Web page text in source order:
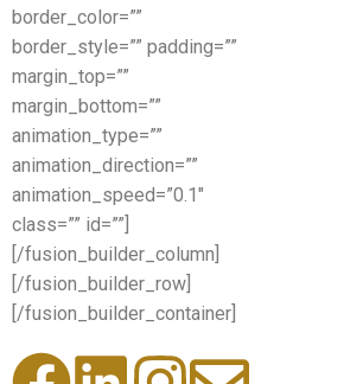
border_color=””
border_style=”” padding=””
margin_top=””
margin_bottom=””
animation_type=””
animation_direction=””
animation_speed=”0.1″
class=”” id=””]
[/fusion_builder_column]
[/fusion_builder_row]
[/fusion_builder_container]